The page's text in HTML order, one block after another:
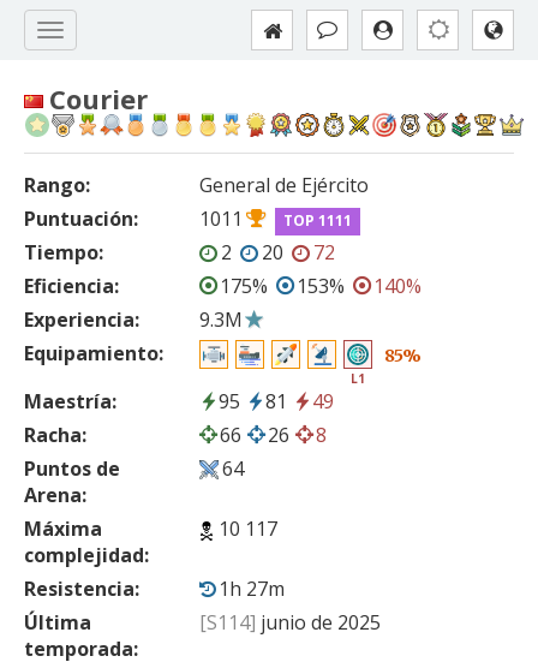
Courier
Rango:
General de Ejército
Puntuación:
1011 TOP 1111
Tiempo: 2 20
72
Eficiencia:
175% 153%
140%
Experiencia:
9.3M
Equipamiento:
L1
85%
Maestría: 95 81
49
Racha:
66 26
8
Puntos de
Arena:
64
Máxima
complejidad:
10 117
Resistencia:
1h 27m
Última
temporada:
[S114] junio de 2025